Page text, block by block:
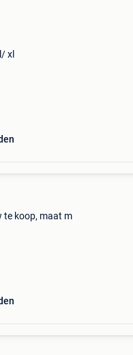
xl
te koop, maat m